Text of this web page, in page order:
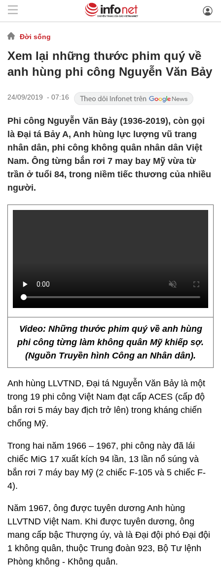
Đời sống
Xem lại những thước phim quý về
anh hùng phi công Nguyễn Văn Bảy
24/09/2019 - 07:16
Phi công Nguyễn Văn Bảy (1936-2019), còn gọi
là Đại tá Bảy A, Anh hùng lực lượng vũ trang
nhân dân, phi công không quân nhân dân Việt
Nam. Ông từng bắn rơi 7 may bay Mỹ vừa từ
trần ở tuổi 84, trong niềm tiếc thương của nhiều
người.
Video: Những thước phim quý về anh hùng
phi công từng làm không quân Mỹ khiếp sợ.
(Nguồn Truyền hình Công an Nhân dân).
Anh hùng LLVTND, Đại tá Nguyễn Văn Bảy là một
trong 19 phi công Việt Nam đạt cấp ACES (cấp độ
bắn rơi 5 máy bay địch trở lên) trong kháng chiến
chống Mỹ.
Trong hai năm 1966 – 1967, phi công này đã lái
chiếc MiG 17 xuất kích 94 lần, 13 lần nổ súng và
bắn rơi 7 máy bay Mỹ (2 chiếc F-105 và 5 chiếc F-
4).
Năm 1967, ông được tuyên dương Anh hùng
LLVTND Việt Nam. Khi được tuyên dương, ông
mang cấp bậc Thượng úy, và là Đại đội phó Đại đội
1 không quân, thuộc Trung đoàn 923, Bộ Tư lệnh
Phòng không - Không quân.